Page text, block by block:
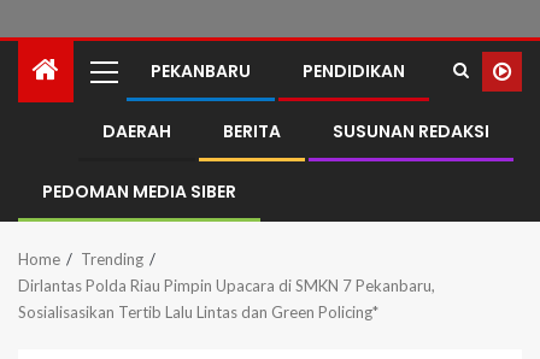
PEKANBARU PENDIDIKAN
DAERAH BERITA SUSUNAN REDAKSI
PEDOMAN MEDIA SIBER
Home
Trending
Dirlantas Polda Riau Pimpin Upacara di SMKN 7 Pekanbaru,
Sosialisasikan Tertib Lalu Lintas dan Green Policing*